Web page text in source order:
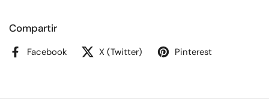
Compartir
Facebook X (Twitter) Pinterest